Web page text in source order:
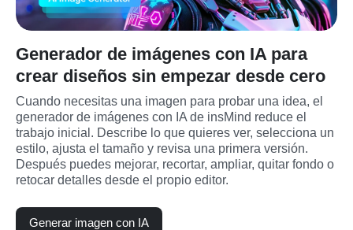
Generador de imágenes con IA para
crear diseños sin empezar desde cero
Cuando necesitas una imagen para probar una idea, el
generador de imágenes con IA de insMind reduce el
trabajo inicial. Describe lo que quieres ver, selecciona un
estilo, ajusta el tamaño y revisa una primera versión.
Después puedes mejorar, recortar, ampliar, quitar fondo o
retocar detalles desde el propio editor.
Generar imagen con IA